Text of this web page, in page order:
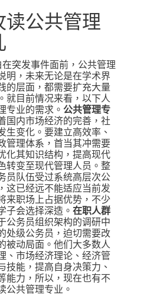
读公共管理
突发事件面前，公共管理
明，未来无论是在学术界
的层面，都需要扩充大量
就目前情况来看，以下人
专业的需求。 公共管理专
国内市场经济的完善，社
生变化。要建立高效率、
管理体系，首当其冲需要
化其知识结构，提高现代
转变至现代管理人员。整
员队伍受过系统高层次公
这已经远不能适应当前发
来职场上占据优势，不少
子会选择深造。在职人群
公务员组织架构的调研中
处级公务员，迫切需要改
被动局面。他们大多数人
、市场经济理论、经济管
技能，提高自身决策力、
能力，所以，现在也有不
公共管理专业。